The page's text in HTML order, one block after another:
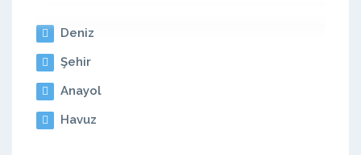
Deniz
Şehir
Anayol
Havuz